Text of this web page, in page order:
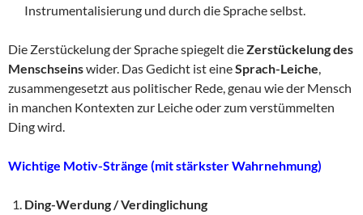
Instrumentalisierung und durch die Sprache selbst.
Die Zerstückelung der Sprache spiegelt dieZerstückelung des
Menschseinswider. Das Gedicht ist eineSprach-Leiche,
zusammengesetzt aus politischer Rede, genau wie der Mensch
in manchen Kontexten zur Leiche oder zum verstümmelten
Ding wird.
Wichtige Motiv-Stränge (mit stärkster Wahrnehmung)
Ding-Werdung / Verdinglichung